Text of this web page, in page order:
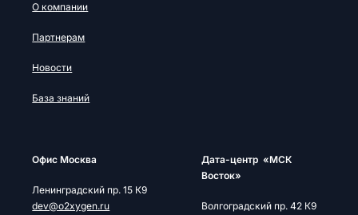
О компании
Партнерам
Новости
База знаний
Офис Москва
Ленинградский пр. 15 К9
dev@o2xygen.ru
Дата-центр «МСК
Восток»
Волгоградский пр. 42 К9